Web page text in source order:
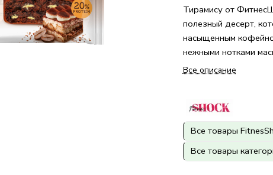
Тирамису от
полезный десерт,
насыщенным
нежными нотками
Все описание
Все товары
Все товары